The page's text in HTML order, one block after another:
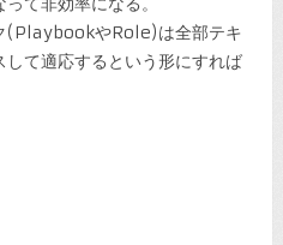
(PlaybookやRole)は全部テキ
て適応するという形にすれば